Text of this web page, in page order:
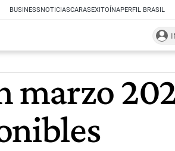
BUSINESSNOTICIASCARASEXITOÍNAPERFIL BRASIL
marzo